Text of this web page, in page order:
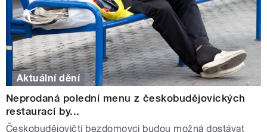
Aktuální dění
Neprodaná polední menu z českobudějovických
restaurací by...
Českobudějovičtí bezdomovci budou možná dostávat